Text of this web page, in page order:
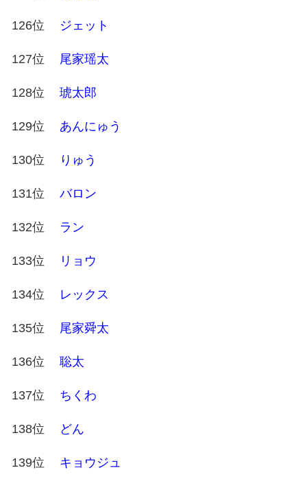
126位 ジェット
127位 尾家瑶太
128位 琥太郎
129位 あんにゅう
130位 りゅう
131位 バロン
132位 ラン
133位 リョウ
134位 レックス
135位 尾家舜太
136位 聡太
137位 ちくわ
138位 どん
139位 キョウジュ